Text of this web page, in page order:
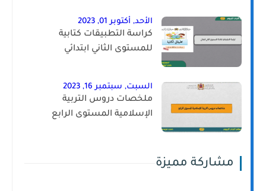
الأحد, أكتوبر 01, 2023
كراسة التطبيقات كتابية
للمستوى الثاني ابتدائي
السبت, سبتمبر 16, 2023
ملخصات دروس التربية
الإسلامية المستوى الرابع
مشاركة مميزة